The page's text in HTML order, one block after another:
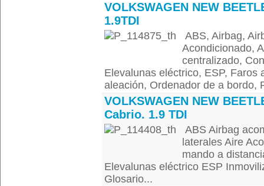
VOLKSWAGEN NEW
1.9TDI
ABS, Airbag,
Acondicionado,
centralizado,
Elevalunas eléctrico, ESP, Faros
aleación, Ordenador de a bordo,
VOLKSWAGEN NEW
Cabrio. 1.9 TDI
ABS Airbag
laterales Aire
mando a
Elevalunas eléctrico ESP
Glosario...